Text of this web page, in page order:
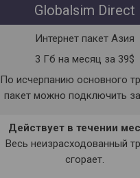
Globalsim Direct
Интернет пакет Азия
3 Гб на месяц за 39$
По исчерпанию основного
пакет можно подключить
Действует в течении
Весь неизрасходованный
сгорает.